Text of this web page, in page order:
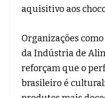
aquisitivo aos
Organizações
da Indústria de
reforçam que o
brasileiro é